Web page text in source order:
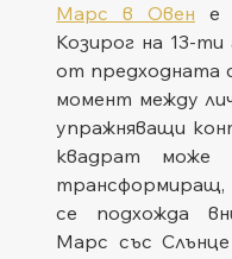
Марс в Овен е
Козирог на 13-
от предходната
момент между
упражняващи
квадрат може
трансформиращ,
се подхожда
Марс със